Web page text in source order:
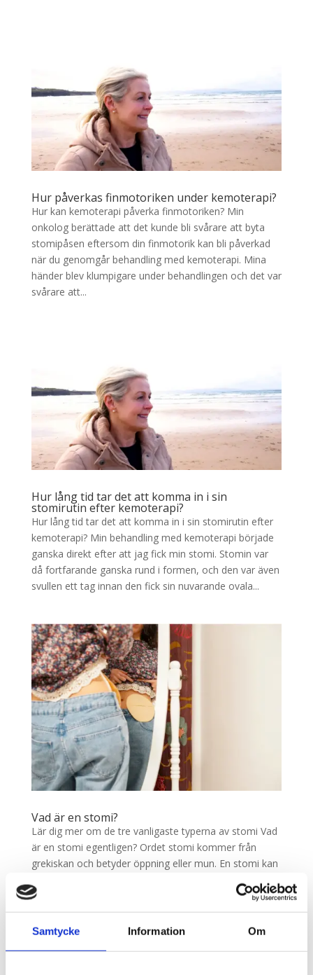
Samtycke Information Om
Hur påverkas finmotoriken under kemoterapi?
Hur kan kemoterapi påverka finmotoriken? Min
onkolog berättade att det kunde bli svårare att byta
stomipåsen eftersom din finmotorik kan bli påverkad
när du genomgår behandling med kemoterapi. Mina
händer blev klumpigare under behandlingen och det var
svårare att...
Hur lång tid tar det att komma in i sin
stomirutin efter kemoterapi?
Hur lång tid tar det att komma in i sin stomirutin efter
kemoterapi? Min behandling med kemoterapi började
ganska direkt efter att jag fick min stomi. Stomin var
då fortfarande ganska rund i formen, och den var även
svullen ett tag innan den fick sin nuvarande ovala...
Vad är en stomi?
Lär dig mer om de tre vanligaste typerna av stomi Vad
är en stomi egentligen? Ordet stomi kommer från
grekiskan och betyder öppning eller mun. En stomi kan
anledningen till att man får en stomi. Vi beskriver här
de vanligaste...